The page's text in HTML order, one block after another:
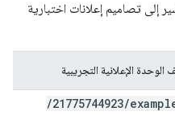
تصاميم إعلانات اختبارية
الإعلانية التجريبية
/21775744923/